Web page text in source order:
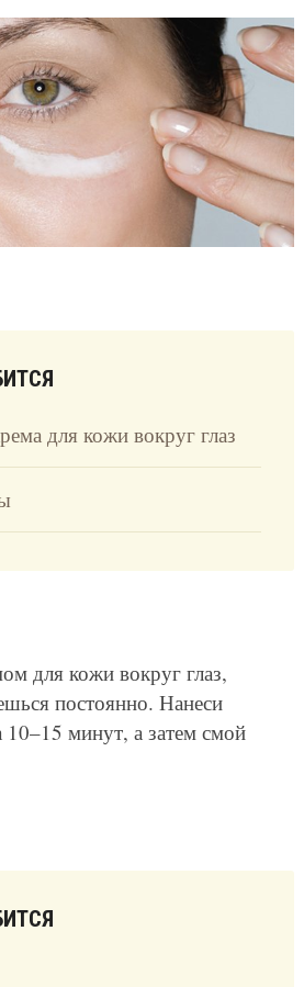
для кожи вокруг глаз
для кожи вокруг глаз,
постоянно. Нанеси
10–15 минут, а затем смой